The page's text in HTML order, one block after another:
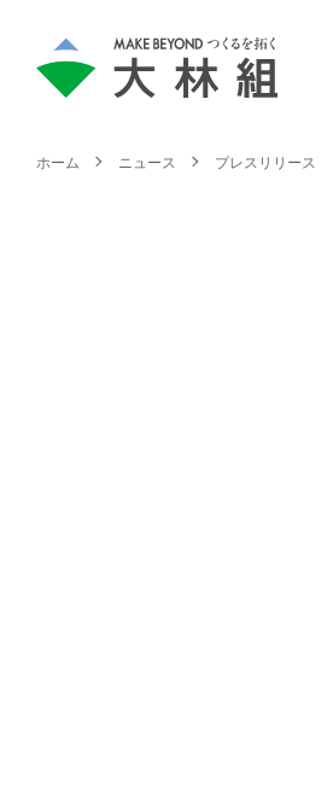
ホーム ニュース プレスリリース